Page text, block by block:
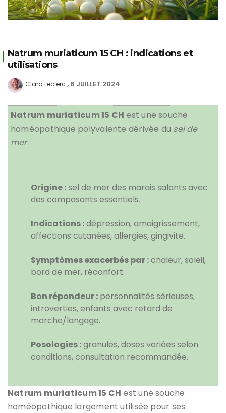
Natrum muriaticum 15 CH : indications et
utilisations
Clara Leclerc 6 JUILLET 2024
Natrum muriaticum 15 CH est une souche
homéopathique polyvalente dérivée du sel de
mer.
Origine :sel de mer des marais salants avec
des composants essentiels.
Indications :dépression, amaigrissement,
affections cutanées, allergies, gingivite.
Symptômes exacerbés par :chaleur, soleil,
bord de mer, réconfort.
Bon répondeur : personnalités sérieuses,
introverties, enfants avec retard de
marche/langage.
Posologies :granules, doses variées selon
conditions, consultation recommandée.
Natrum muriaticum 15 CH est une souche
homéopathique largement utilisée pour ses